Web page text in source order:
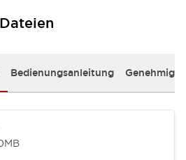
Bedienungsanleitung